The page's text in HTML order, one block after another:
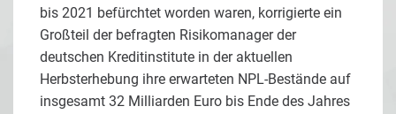
bis 2021 befürchtet worden waren, korrigierte ein
Großteil der befragten Risikomanager der
deutschen Kreditinstitute in der aktuellen
Herbsterhebung ihre erwarteten NPL-Bestände auf
insgesamt 32 Milliarden Euro bis Ende des Jahres